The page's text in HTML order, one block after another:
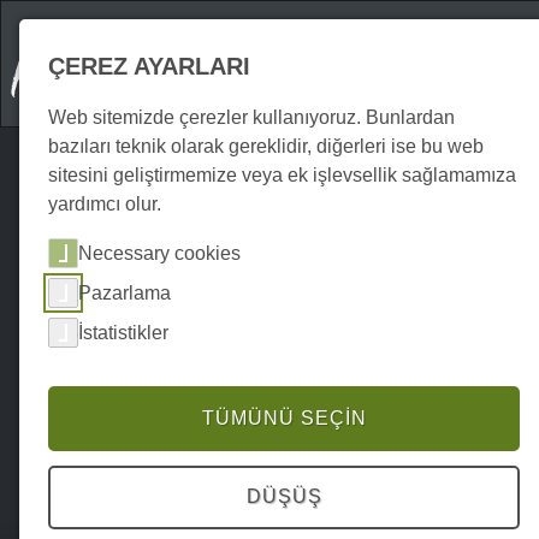
Dış mekan
ÇEREZ AYARLARI
Web sitemizde çerezler kullanıyoruz. Bunlardan
bazıları teknik olarak gereklidir, diğerleri ise bu web
sitesini geliştirmemize veya ek işlevsellik sağlamamıza
yardımcı olur.
Necessary cookies
Pazarlama
İstatistikler
TÜMÜNÜ SEÇIN
DÜŞÜŞ